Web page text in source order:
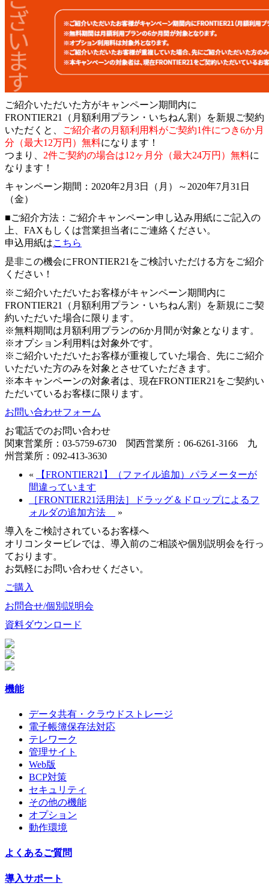
ご紹介いただいた方がキャンペーン期間内に
FRONTIER21（月額利用プラン・いちねん割）を新規ご契約
いただくと、
ご紹介者の月額利用料がご契約1件につき6か月
分（最大12万円）無料になります！
つまり、 2件ご契約の場合は12ヶ月分（最大24万円）無料に
なります！
キャンペーン期間：2020年2月3日（月）～2020年7月31日
（金）
■ご紹介方法：ご紹介キャンペーン申し込み用紙にご記入の
上、FAXもしくは営業担当者にご連絡ください。
申込用紙はこちら
是非この機会にFRONTIER21をご検討いただける方をご紹介
ください！
※ご紹介いただいたお客様がキャンペーン期間内に
FRONTIER21（月額利用プラン・いちねん割）を新規にご契
約いただいた場合に限ります。
※無料期間は月額利用プランの6か月間が対象となります。
※オプション利用料は対象外です。
※ご紹介いただいたお客様が重複していた場合、先にご紹介
いただいた方のみを対象とさせていただきます。
※本キャンペーンの対象者は、現在FRONTIER21をご契約い
ただいているお客様に限ります。
お問い合わせフォーム
お電話でのお問い合わせ
関東営業所：03-5759-6730 関西営業所：06-6261-3166 九
州営業所：092-413-3630
«
【FRONTIER21】（ファイル追加）パラメーターが
間違っています
［FRONTIER21活用法］ドラッグ＆ドロップによるフ
ォルダの追加方法
»
導入をご検討されているお客様へ
オリコンタービレでは、導入前のご相談や個別説明会を行っ
ております。
お気軽にお問い合わせください。
ご購入
お問合せ/個別説明会
資料ダウンロード
機能
データ共有・クラウドストレージ
電子帳簿保存法対応
テレワーク
管理サイト
Web版
BCP対策
セキュリティ
その他の機能
オプション
動作環境
よくあるご質問
導入サポート